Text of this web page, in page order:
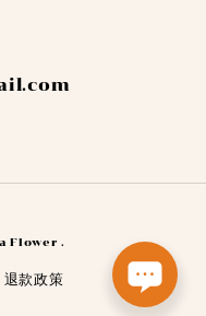
Flower .
退款政策